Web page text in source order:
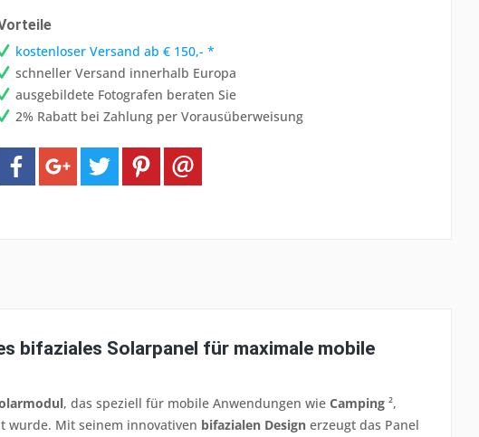
kostenloser Versand ab € 150,- *
schneller Versand innerhalb Europa
ausgebildete Fotografen beraten Sie
2% Rabatt bei Zahlung per Vorausüberweisung
bifaziales Solarpanel für maximale mobile
, das speziell für mobile Anwendungen wie Camping ²,
wurde. Mit seinem innovativen bifazialen Design erzeugt das Panel